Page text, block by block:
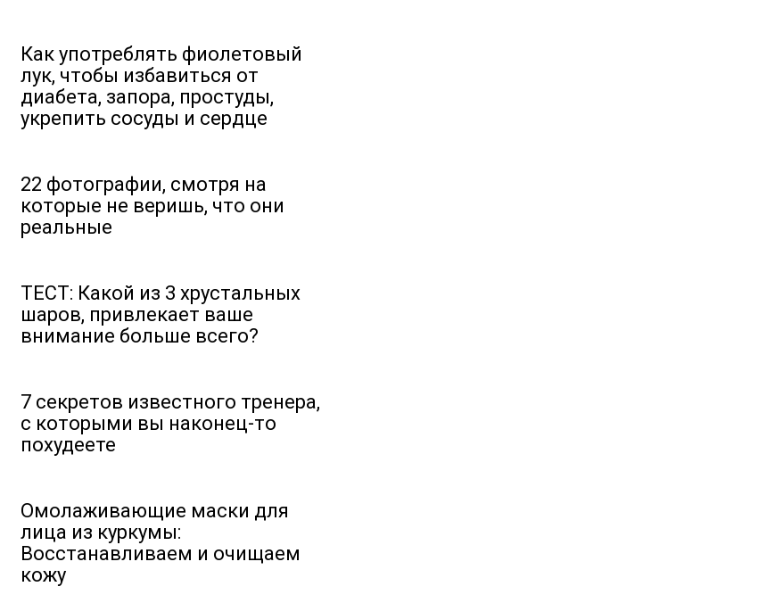
Как употреблять фиолетовый
лук, чтобы избавиться от
диабета, запора, простуды,
укрепить сосуды и сердце
22 фотографии, смотря на
которые не веришь, что они
реальные
ТЕСТ: Какой из 3 хрустальных
шаров, привлекает ваше
внимание больше всего?
7 секретов известного тренера,
с которыми вы наконец-то
похудеете
Омолаживающие маски для
лица из куркумы:
Восстанавливаем и очищаем
кожу